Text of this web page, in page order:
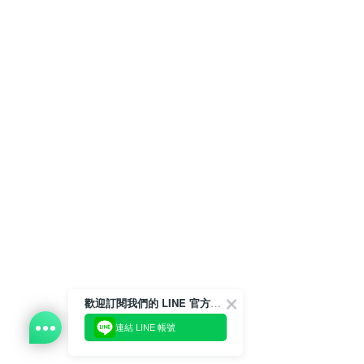
歡迎訂閱我們的 LINE 官方帳號
連結 LINE 帳號